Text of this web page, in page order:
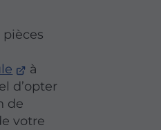
pièces
à
d’opter
de
votre